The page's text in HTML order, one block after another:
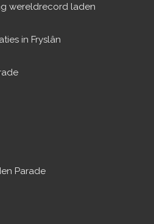
wereldrecord laden
in Fryslân
Parade